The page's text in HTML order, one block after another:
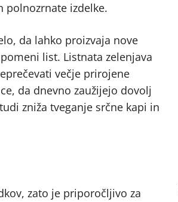
polnozrnate izdelke.
da lahko proizvaja nove
list. Listnata zelenjava
večje prirojene
da dnevno zaužijejo dovolj
zniža tveganje srčne kapi in
zato je priporočljivo za